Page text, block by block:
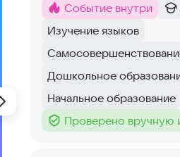
Метка:
Событие внутри
Тег:
Изучение языков
Тег:
Тег:
Дошкольное
Тег :
Начальное образование
Тег :
Проверено вручную